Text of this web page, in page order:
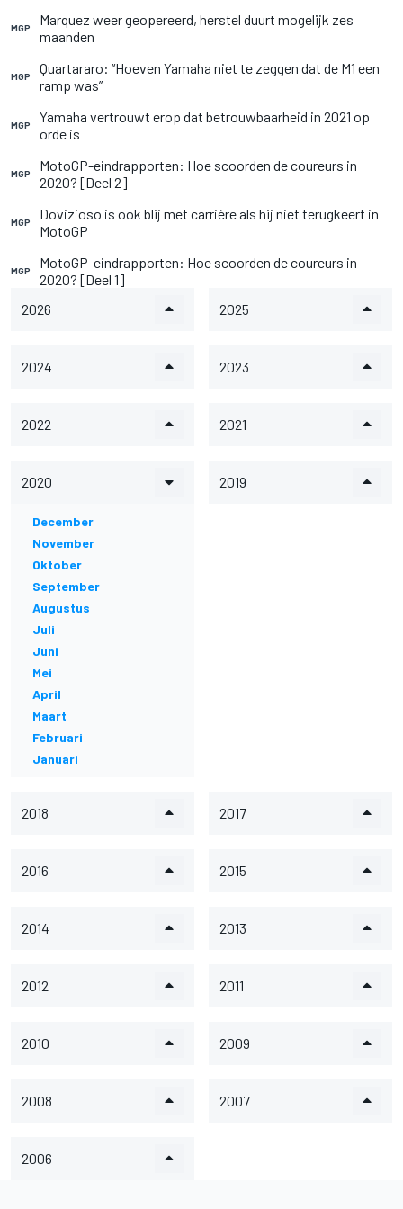
MGP
Marquez weer geopereerd, herstel duurt mogelijk zes
maanden
MGP
Quartararo: “Hoeven Yamaha niet te zeggen dat de M1 een
ramp was”
MGP
Yamaha vertrouwt erop dat betrouwbaarheid in 2021 op
orde is
MGP
MotoGP-eindrapporten: Hoe scoorden de coureurs in
2020? [Deel 2]
MGP
Dovizioso is ook blij met carrière als hij niet terugkeert in
MotoGP
MGP
MotoGP-eindrapporten: Hoe scoorden de coureurs in
2020? [Deel 1]
2026
2025
2024 2023
2022 2021
2020
December
November
Oktober
September
Augustus
Juli
Juni
Mei
April
Maart
Februari
Januari
2019
2018 2017
2016 2015
2014 2013
2012 2011
2010 2009
2008 2007
2006